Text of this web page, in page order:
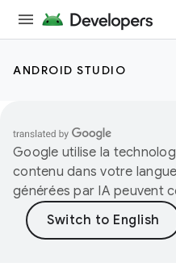
ANDROID STUDIO
Google utilise la
contenu dans votre
générées par IA peuvent